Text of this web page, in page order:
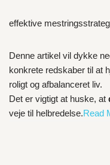
effektive
Denne artikel vil dykke
konkrete redskaber til at
roligt og afbalanceret liv.
Det er vigtigt at huske, at
veje til helbredelse.Read